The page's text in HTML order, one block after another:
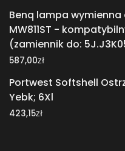
Benq lampa wymienna
MW811ST -
(zamiennik do:
587,00zł
Portwest Softshell
Yebk; 6Xl
423,15zł